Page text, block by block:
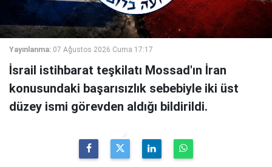
Yayınlanma: 07 Ağustos 2026 Cuma 17:17
İsrail istihbarat teşkilatı Mossad'ın İran
konusundaki başarısızlık sebebiyle iki üst
düzey ismi görevden aldığı bildirildi.